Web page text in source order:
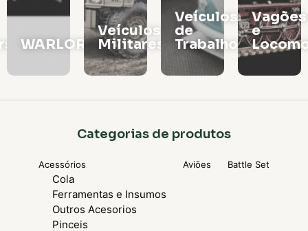
WARLORD
Veículos
Militares
Veículos
de
Trabalho
Vagões
e
Categorias de produtos
Acessórios
Cola
Ferramentas e Insumos
Outros Acesorios
Pinceis
Aviões Battle Set